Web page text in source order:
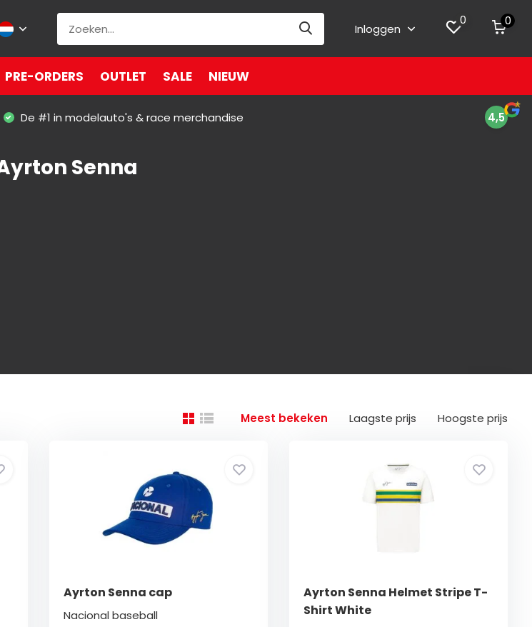
Inloggen
0 0
PRE-ORDERS OUTLET SALE NIEUW
De #1 in modelauto's & race merchandise 4,5
Senna
Meest bekeken Laagste prijs Hoogste prijs
Ayrton Senna cap
Nacional baseball
Ayrton Senna Helmet Stripe T-
Shirt White